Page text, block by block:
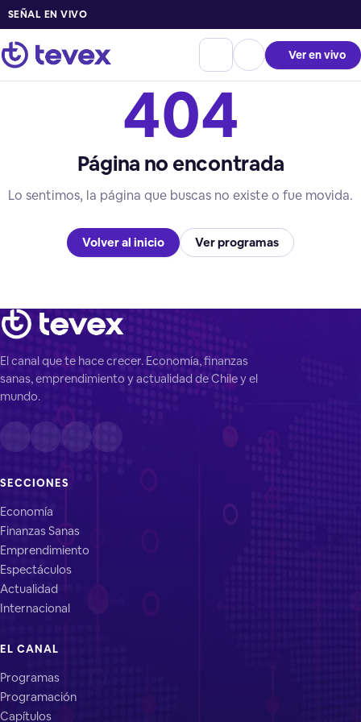
SEÑAL EN VIVO
Ver en vivo
404
Página no encontrada
Lo sentimos, la página que buscas no existe o fue movida.
Volver al inicio Ver programas
El canal que te hace crecer. Economía, finanzas
sanas, emprendimiento y actualidad de Chile y el
mundo.
SECCIONES
Economía
Finanzas Sanas
Emprendimiento
Espectáculos
Actualidad
Internacional
EL CANAL
Programas
Programación
Capítulos